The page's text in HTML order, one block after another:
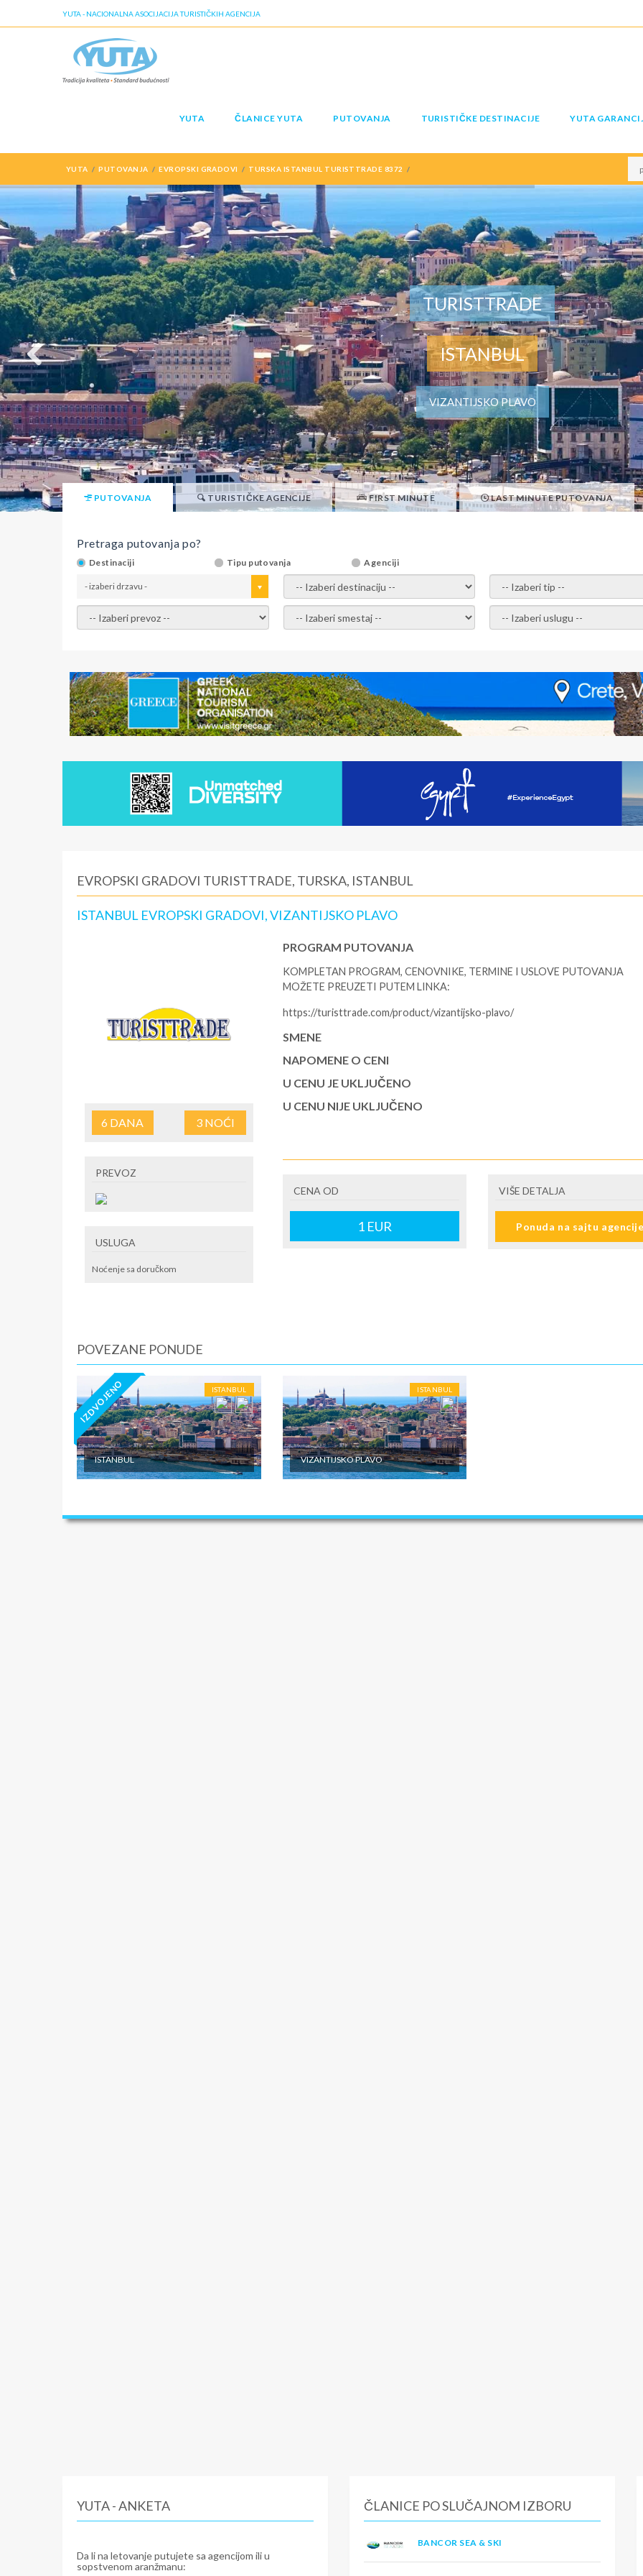
YUTA - NACIONALNA ASOCIJACIJA TURISTIČKIH AGENCIJA
YUTA ČLANICE YUTA PUTOVANJA TURISTIČKE DESTINACIJE YUTA
YUTA PUTOVANJA EVROPSKI GRADOVI TURSKA ISTANBUL TURISTTRADE 8372
TURISTTRADE
ISTANBUL
VIZANTIJSKO PLAVO
PUTOVANJA TURISTIČKE AGENCIJE FIRST MINUTE LAST MINUTE PUTOVANJA
Pretraga putovanja po?
Destinaciji Tipu putovanja Agenciji
- izaberi drzavu - - izaberi destinaciju - - izaberi tip -
- izaberi prevoz - - Izaberite smestaj - - Izaberite uslugu -
EVROPSKI GRADOVI TURISTTRADE, TURSKA, ISTANBUL
ISTANBUL EVROPSKI GRADOVI, VIZANTIJSKO PLAVO
6 DANA 3NOĆI
PREVOZ
USLUGA
Noćenje sa doručkom
PROGRAM PUTOVANJA
KOMPLETAN PROGRAM, CENOVNIKE, TERMINE I USLOVE PUTOVANJA
MOŽETE PREUZETI PUTEM LINKA:
https://turisttrade.com/product/vizantijsko-plavo/
SMENE
NAPOMENE O CENI
U CENU JE UKLJUČENO
U CENU NIJE UKLJUČENO
CENA OD
1EUR
VIŠE DETALJA
Ponuda na sajtu
POVEZANE PONUDE
IZDVOJENO ISTANBUL
ISTANBUL
ISTANBUL
VIZANTIJSKO PLAVO
YUTA - ANKETA
Da li na letovanje putujete sa agencijom ili u
sopstvenom aranžmanu:
ČLANICE PO SLUČAJNOM IZBORU
BANCOR SEA & SKI